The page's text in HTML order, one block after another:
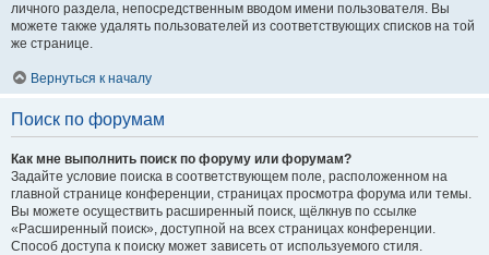
личного раздела, непосредственным вводом имени пользователя. Вы
можете также удалять пользователей из соответствующих списков на той
же странице.
Вернуться к началу
Поиск по форумам
Как мне выполнить поиск по форуму или форумам?
Задайте условие поиска в соответствующем поле, расположенном на
главной странице конференции, страницах просмотра форума или темы.
Вы можете осуществить расширенный поиск, щёлкнув по ссылке
«Расширенный поиск», доступной на всех страницах конференции.
Способ доступа к поиску может зависеть от используемого стиля.